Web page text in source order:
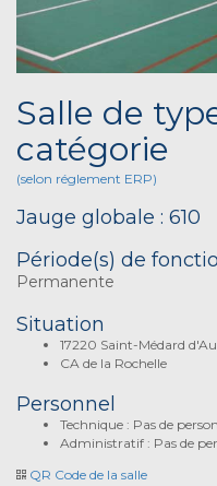
Salle de
catégorie
(selon réglement ERP)
Jauge globale : 610
Période(s) de
Permanente
Situation
17220 Saint-Médard
CA de la Rochelle
Personnel
Technique : Pas de
Administratif : Pas de
QR Code de la salle